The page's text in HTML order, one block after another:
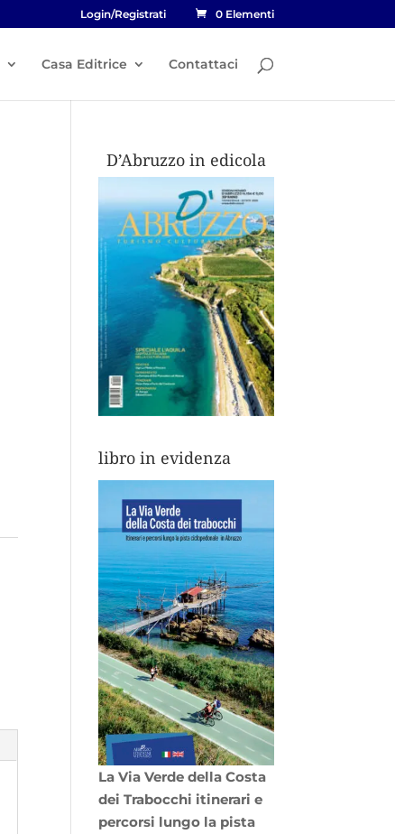
Login/Registrati 0 Elementi
Casa Editrice Contattaci
D’Abruzzo in edicola
libro in evidenza
La Via Verde della Costa
dei Trabocchi itinerari e
percorsi lungo la pista